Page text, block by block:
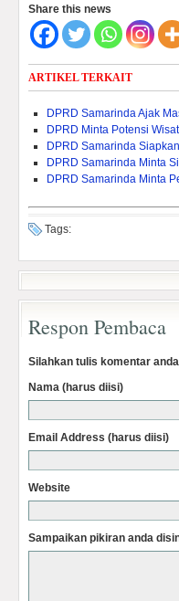
Share this news
ARTIKEL TERKAIT
DPRD Samarinda Ajak
DPRD Minta Potensi
DPRD Samarinda
DPRD Samarinda Minta
DPRD Samarinda Minta
Tags:
Respon Pembaca
Silahkan tulis komentar
Nama (harus diisi)
Email Address (harus diisi)
Website
Sampaikan pikiran anda